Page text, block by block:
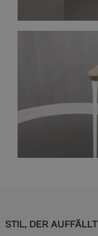
STIL, DER AUFFÄLLT